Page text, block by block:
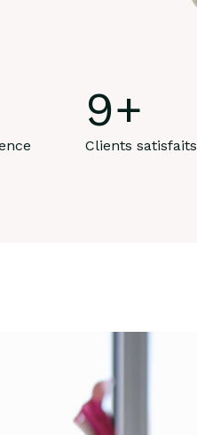
9+
Clients satisfaits